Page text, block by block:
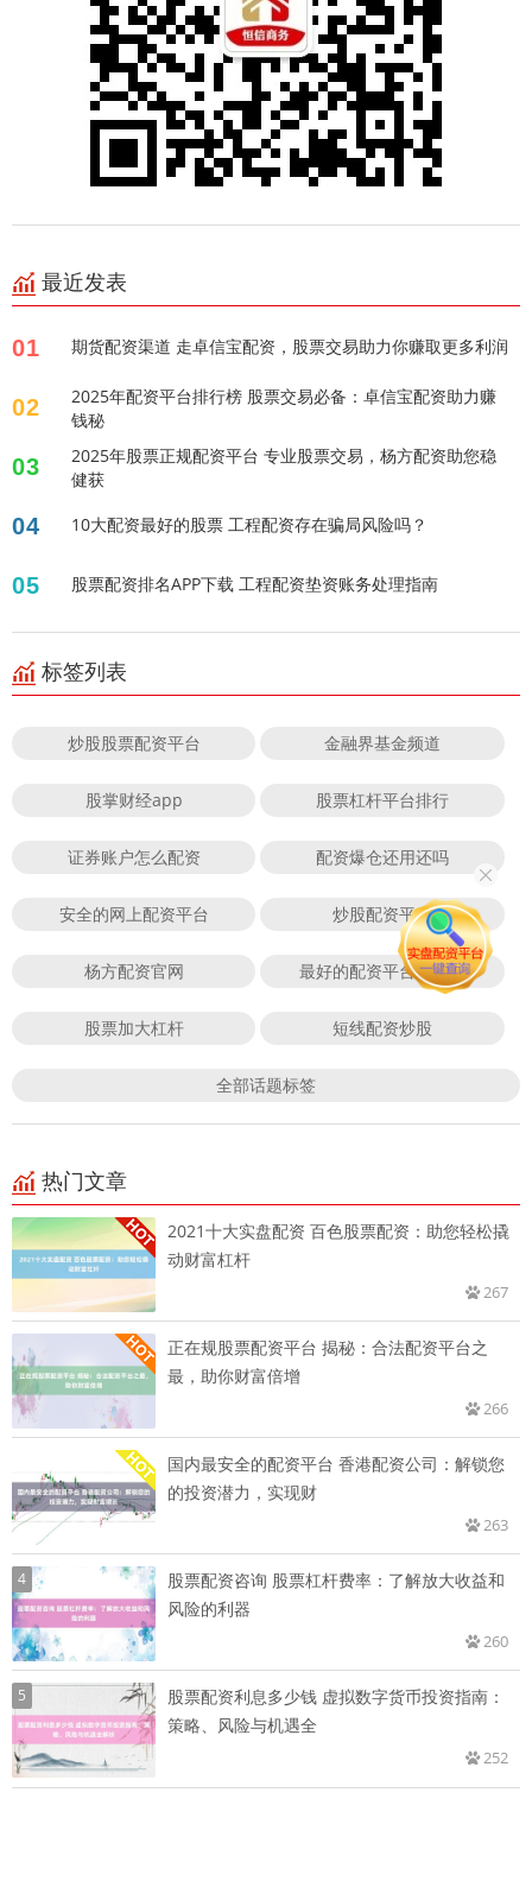
最近发表
01 期货配资渠道 走卓信宝配资，股票交易助力你赚取更多利润
02
2025年配资平台排行榜 股票交易必备：卓信宝配资助力赚
钱秘
03
2025年股票正规配资平台 专业股票交易，杨方配资助您稳
健获
04 10大配资最好的股票 工程配资存在骗局风险吗？
05 股票配资排名APP下载 工程配资垫资账务处理指南
标签列表
炒股股票配资平台 金融界基金频道
股掌财经app 股票杠杆平台排行
证券账户怎么配资 配资爆仓还用还吗
安全的网上配资平台 炒股配资平台
杨方配资官网 最好的配资平台有哪些
股票加大杠杆 短线配资炒股
全部话题标签
热门文章
2021十大实盘配资 百色股票配资：助您轻松撬
动财富杠杆
267
正在规股票配资平台 揭秘：合法配资平台之
最，助你财富倍增
266
国内最安全的配资平台 香港配资公司：解锁您
的投资潜力，实现财
263
4
股票配资咨询 股票杠杆费率：了解放大收益和
风险的利器
260
5
股票配资利息多少钱 虚拟数字货币投资指南：
策略、风险与机遇全
252